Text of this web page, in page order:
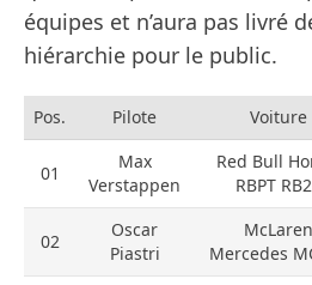
équipes et n’aura pas livré
hiérarchie pour le public.
Pos. Pilote Voiture
01
Max
Verstappen
Red Bull
RBPT
02
Oscar
Piastri
McLaren
Mercedes